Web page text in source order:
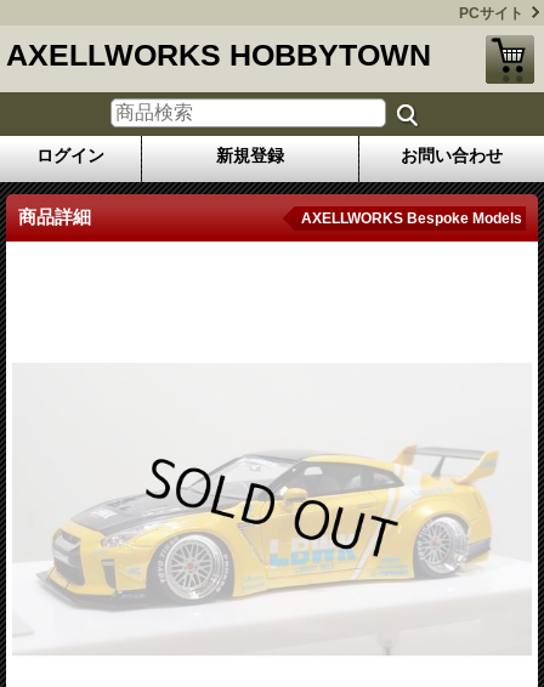
PCサイト
AXELLWORKS HOBBYTOWN
ログイン 新規登録 お問い合わせ
商品詳細 AXELLWORKS Bespoke Models